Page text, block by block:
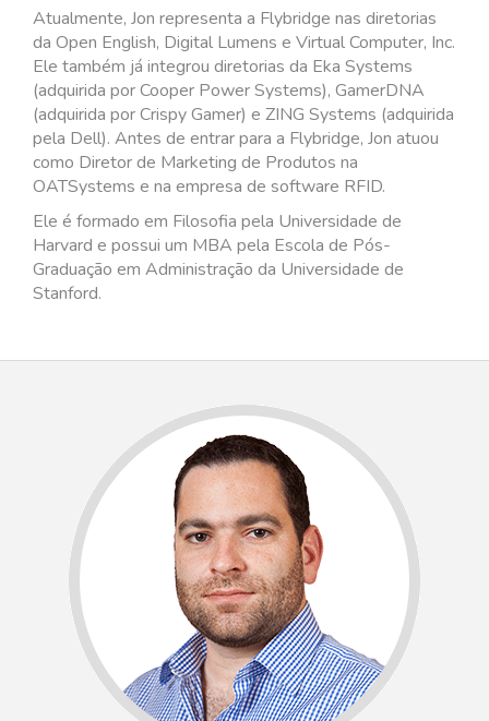
Atualmente, Jon representa a Flybridge nas diretorias
da Open English, Digital Lumens e Virtual Computer, Inc.
Ele também já integrou diretorias da Eka Systems
(adquirida por Cooper Power Systems), GamerDNA
(adquirida por Crispy Gamer) e ZING Systems (adquirida
pela Dell). Antes de entrar para a Flybridge, Jon atuou
como Diretor de Marketing de Produtos na
OATSystems e na empresa de software RFID.
Ele é formado em Filosofia pela Universidade de
Harvard e possui um MBA pela Escola de Pós-
Graduação em Administração da Universidade de
Stanford.